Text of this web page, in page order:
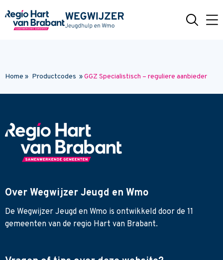
Home » Productcodes »GGZ Specialistisch – reguliere aanbieder
Over Wegwijzer Jeugd en Wmo
De Wegwijzer Jeugd en Wmo is ontwikkeld door de 11
gemeenten van de regio Hart van Brabant.